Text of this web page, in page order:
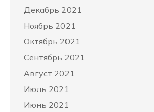
Декабрь 2021
Ноябрь 2021
Октябрь 2021
Сентябрь 2021
Август 2021
Июль 2021
Июнь 2021